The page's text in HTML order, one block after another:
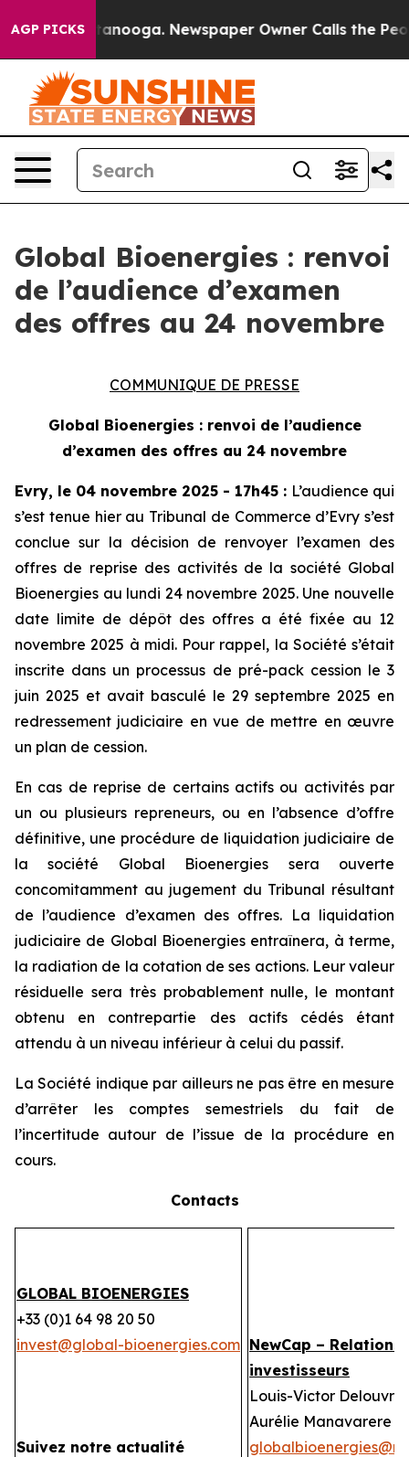
AGP PICKS
in Chattanooga. Newspaper Owner Calls the
Global Bioenergies : renvoi
de l’audience d’examen
des offres au 24 novembre
COMMUNIQUE DE PRESSE
Global Bioenergies : renvoi de l’audience
d’examen des offres au 24 novembre
Evry, le 04 novembre 2025 - 17h45 : L’audience qui
s’est tenue hier au Tribunal de Commerce d’Evry s’est
conclue sur la décision de renvoyer l’examen des
offres de reprise des activités de la société Global
Bioenergies au lundi 24 novembre 2025. Une nouvelle
date limite de dépôt des offres a été fixée au 12
novembre 2025 à midi. Pour rappel, la Société s’était
inscrite dans un processus de pré-pack cession le 3
juin 2025 et avait basculé le 29 septembre 2025 en
redressement judiciaire en vue de mettre en œuvre
un plan de cession.
En cas de reprise de certains actifs ou activités par
un ou plusieurs repreneurs, ou en l’absence d’offre
définitive, une procédure de liquidation judiciaire de
la société Global Bioenergies sera ouverte
concomitamment au jugement du Tribunal résultant
de l’audience d’examen des offres. La liquidation
judiciaire de Global Bioenergies entraînera, à terme,
la radiation de la cotation de ses actions. Leur valeur
résiduelle sera très probablement nulle, le montant
obtenu en contrepartie des actifs cédés étant
attendu à un niveau inférieur à celui du passif.
La Société indique par ailleurs ne pas être en mesure
d’arrêter les comptes semestriels du fait de
l’incertitude autour de l’issue de la procédure en
cours.
Contacts
GLOBAL BIOENERGIES
+33 (0)1 64 98 20 50
invest@global-bioenergies.com
Suivez notre actualité
NewCap – Relations
investisseurs
Louis-Victor
Aurélie Manavarere